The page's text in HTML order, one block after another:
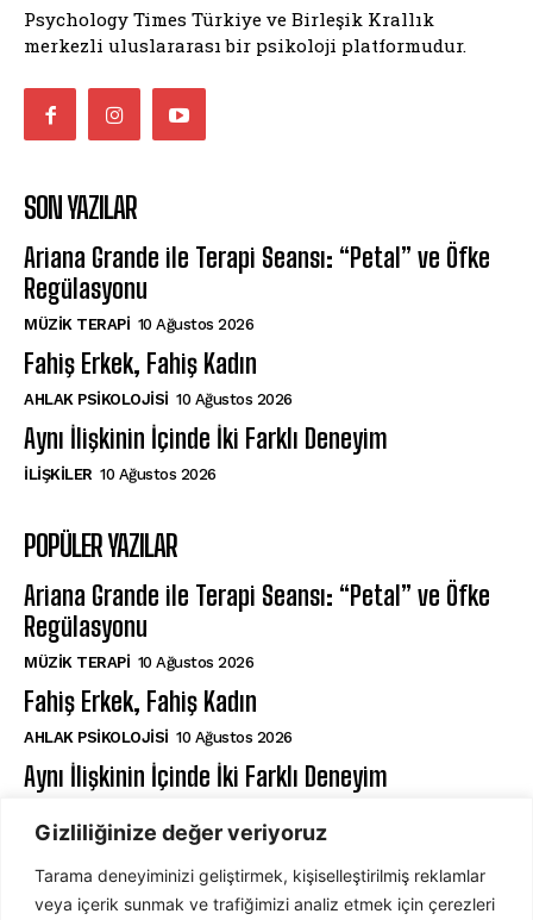
Gizliliğinize değer veriyoruz
Tarama deneyiminizi geliştirmek, kişiselleştirilmiş reklamlar
veya içerik sunmak ve trafiğimizi analiz etmek için çerezleri
Psychology Times Türkiye ve Birleşik Krallık
merkezli uluslararası bir psikoloji platformudur.
SON YAZILAR
Ariana Grande ile Terapi Seansı: “Petal” ve Öfke
Regülasyonu
MÜZIK TERAPI 10 Ağustos 2026
Fahiş Erkek, Fahiş Kadın
AHLAK PSIKOLOJISI 10 Ağustos 2026
Aynı İlişkinin İçinde İki Farklı Deneyim
İLIŞKILER 10 Ağustos 2026
POPÜLER YAZILAR
Ariana Grande ile Terapi Seansı: “Petal” ve Öfke
Regülasyonu
MÜZIK TERAPI 10 Ağustos 2026
Fahiş Erkek, Fahiş Kadın
AHLAK PSIKOLOJISI 10 Ağustos 2026
Aynı İlişkinin İçinde İki Farklı Deneyim
ABONE OL